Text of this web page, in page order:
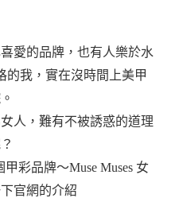
愛的品牌，也有人樂於水
的我，實在沒時間上美甲
人，難有不被誘惑的道理
彩品牌～Muse Muses 女
官網的介紹